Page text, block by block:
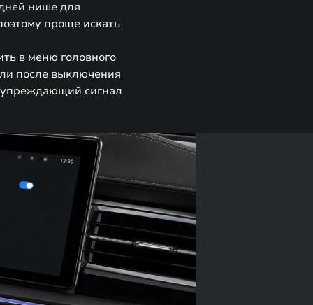
нише для
проще искать
в меню головного
после выключения
сигнал